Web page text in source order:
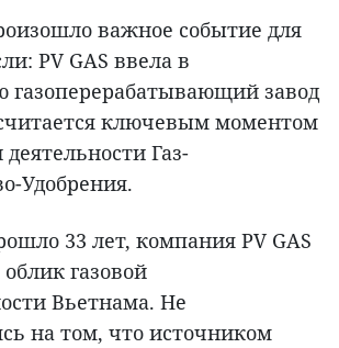
важное событие для
PV GAS ввела в
газоперерабатывающий завод
ключевым моментом
Газ-
Удобрения.
33 лет, компания PV GAS
газовой
Вьетнама. Не
на том, что источником